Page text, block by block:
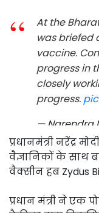
At the
was briefed
vaccine.
progress in
closely
progress.
— Narendra
November
प्रधानमंत्री नरेंद्र
वैज्ञानिकों के साथ
वैक्सीन हब Zydus
प्रधान मंत्री ने एक